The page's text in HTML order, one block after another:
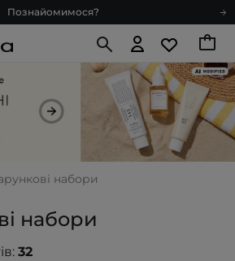
Доставка з любов'ю
Подарункові картки
нас і отримуй ще більше балів
Запитай косметолога
Подарункові картки
набори
набори
32